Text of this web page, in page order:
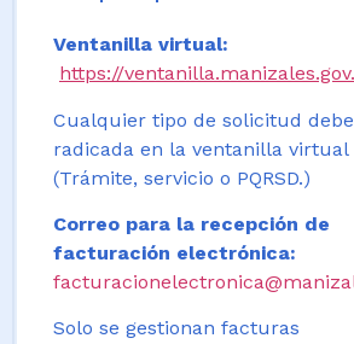
Ventanilla virtual:
https://
Cualquier tipo de solicitud
radicada en la ventanilla virtual
(Trámite, servicio o PQRSD.)
Correo para la recepción de
facturación electrónica:
Solo se gestionan facturas